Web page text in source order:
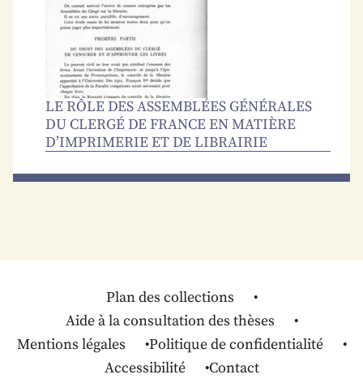
LE RÔLE DES ASSEMBLÉES GÉNÉRALES
DU CLERGÉ DE FRANCE EN MATIÈRE
D’IMPRIMERIE ET DE LIBRAIRIE
Plan des collections
Aide à la consultation des thèses
Mentions légales
Politique de confidentialité
Accessibilité
Contact